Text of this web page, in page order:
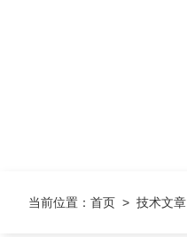
当前位置： 首页 > 技术文章